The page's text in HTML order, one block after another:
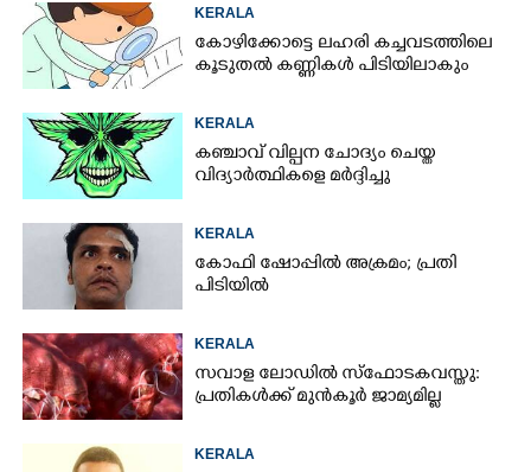
KERALA
കോഴിക്കോട്ടെ ലഹരി കച്ചവടത്തിലെ
കൂടുതൽ കണ്ണികൾ പിടിയിലാകും
KERALA
കഞ്ചാവ് വില്പന ചോദ്യം ചെയ്ത
വിദ്യാർത്ഥികളെ മർദ്ദിച്ചു
KERALA
കോഫി ഷോപ്പിൽ അക്രമം; പ്രതി
പിടിയിൽ
KERALA
സവാള ലോഡിൽ സ്ഫോടകവസ്തു:
പ്രതികൾക്ക് മുൻകൂർ ജാമ്യമില്ല
KERALA